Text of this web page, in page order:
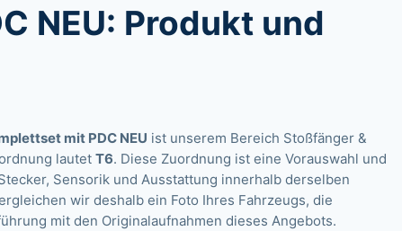
NEU: Produkt und
mit PDC NEU ist unserem Bereich Stoßfänger &
lautetT6. Diese Zuordnung ist eine Vorauswahl und
Sensorik und Ausstattung innerhalb derselben
wir deshalb ein Foto Ihres Fahrzeugs, die
mit den Originalaufnahmen dieses Angebots.